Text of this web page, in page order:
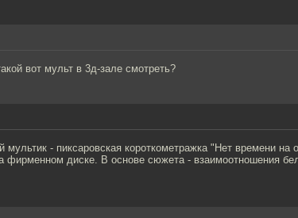
вот мульт в 3д-зале смотреть?
мультик - пиксаровская короткометражка "Нет времени
фирменном диске. В основе сюжета - взаимоотношения